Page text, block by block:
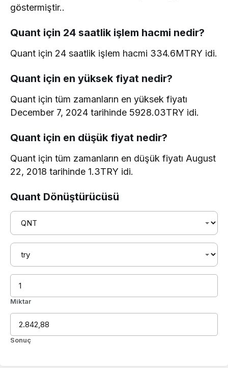
göstermiştir..
Quant için 24 saatlik işlem hacmi nedir?
Quant için 24 saatlik işlem hacmi 334.6MTRY idi.
Quant için en yüksek fiyat nedir?
Quant için tüm zamanların en yüksek fiyatı
December 7, 2024 tarihinde 5928.03TRY idi.
Quant için en düşük fiyat nedir?
Quant için tüm zamanların en düşük fiyatı August
22, 2018 tarihinde 1.3TRY idi.
Quant Dönüştürücüsü
Miktar
Sonuç